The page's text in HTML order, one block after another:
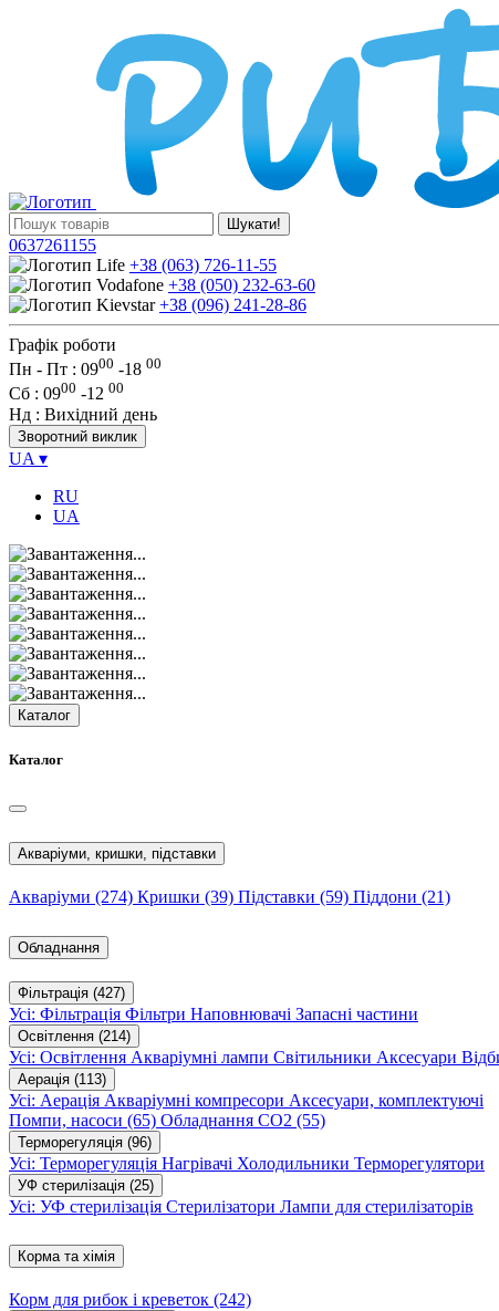
Шукати!
0637261155
+38 (063) 726-11-55
+38 (050) 232-63-60
+38 (096) 241-28-86
Графік роботи
Пн - Пт : 0900 -18 00
Сб : 0900 -12 00
Нд : Вихідний день
Зворотний виклик
UA ▾
RU
UA
Каталог
Каталог
Акваріуми, кришки, підставки
Акваріуми (274) Кришки (39) Підставки (59) Піддони (21)
Обладнання
Фільтрація (427)
Усі: Фільтрація Фільтри Наповнювачі Запасні частини
Освітлення (214)
Усі: Освітлення Акваріумні лампи Світильники Аксесуари
Аерація (113)
Усі: Аерація Акваріумні компресори Аксесуари, комплектуючі
Помпи, насоси (65) Обладнання CO2 (55)
Терморегуляція (96)
Усі: Терморегуляція Нагрівачі Холодильники Терморегулятори
УФ стерилізація (25)
Усі: УФ стерилізація Стерилізатори Лампи для стерилізаторів
Корма та хімія
Корм для рибок і креветок (242)